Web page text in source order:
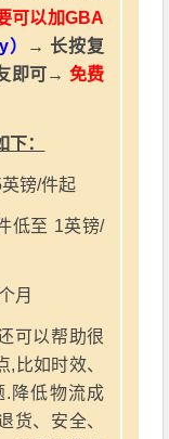
可以加GBA
→ 长按复
即可→ 免费
：
镑/件起
低至 1英镑/
月
可以帮助很
比如时效、
.降低物流成
货、安全、